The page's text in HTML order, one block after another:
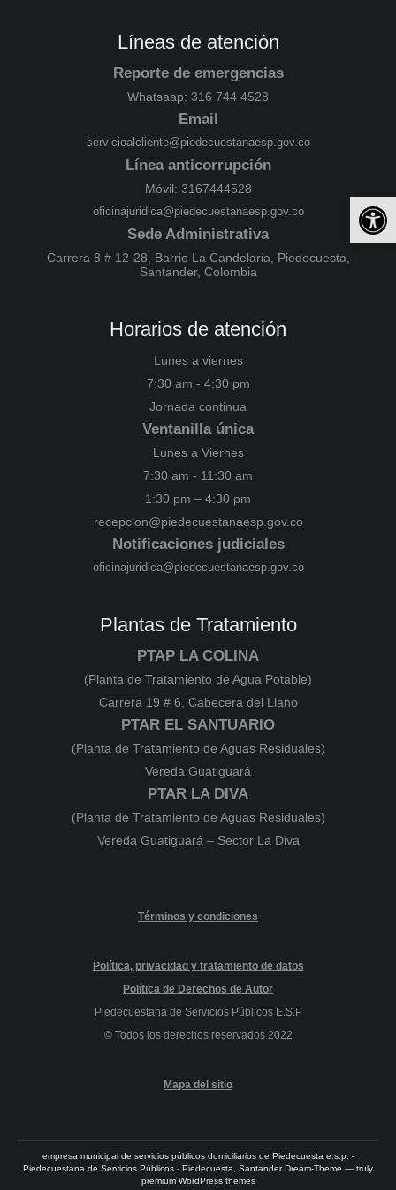
Líneas de atención
Reporte de emergencias
Whatsaap: 316 744 4528
Email
servicioalcliente@piedecuestanaesp.gov.co
Línea anticorrupción
Móvil: 3167444528
oficinajuridica@piedecuestanaesp.gov.co
Sede Administrativa
Carrera 8 # 12-28, Barrio La Candelaria, Piedecuesta,
Santander, Colombia
Horarios de atención
Lunes a viernes
7:30 am - 4:30 pm
Jornada continua
Ventanilla única
Lunes a Viernes
7:30 am - 11:30 am
1:30 pm – 4:30 pm
recepcion@piedecuestanaesp.gov.co
Notificaciones judiciales
oficinajuridica@piedecuestanaesp.gov.co
Plantas de Tratamiento
PTAP LA COLINA
(Planta de Tratamiento de Agua Potable)
Carrera 19 # 6, Cabecera del Llano
PTAR EL SANTUARIO
(Planta de Tratamiento de Aguas Residuales)
Vereda Guatiguará
PTAR LA DIVA
(Planta de Tratamiento de Aguas Residuales)
Vereda Guatiguará – Sector La Diva
Términos y condiciones
Política, privacidad y tratamiento de datos
Política de Derechos de Autor
Piedecuestana de Servicios Públicos E.S.P
© Todos los derechos reservados 2022
Mapa del sitio
empresa municipal de servicios públicos domiciliarios de Piedecuesta e.s.p. -
Piedecuestana de Servicios Públicos - Piedecuesta, Santander Dream-Theme — truly
premium WordPress themes